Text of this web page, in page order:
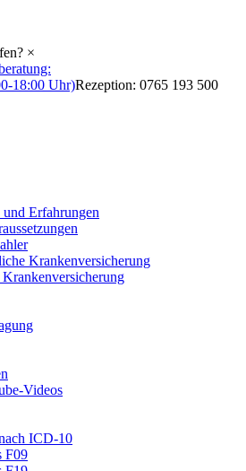
×
18:00 Uhr)Rezeption: 0765 193 500
Erfahrungen
Krankenversicherung
Videos
ICD-10
F09